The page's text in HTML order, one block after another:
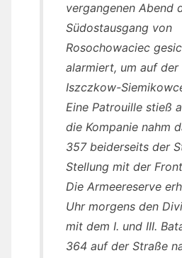
vergangenen Abend
Südostausgang von
Rosochowaciec
alarmiert, um auf der
Iszczkow-
Eine Patrouille stieß
die Kompanie nahm
357 beiderseits der
Stellung mit der
Die Armeereserve
Uhr morgens den
mit dem I. und III.
364 auf der Straße